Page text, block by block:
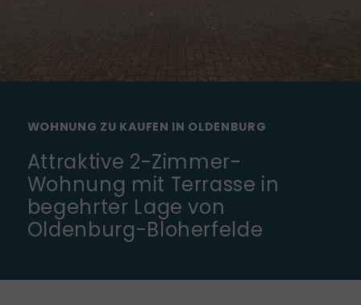
WOHNUNG ZU KAUFEN IN OLDENBURG
Attraktive 2-Zimmer-
Wohnung mit Terrasse in
begehrter Lage von
Oldenburg-Bloherfelde